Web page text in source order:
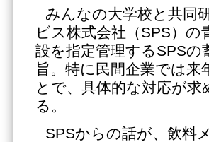
みんなの大学校と共同
ビス株式会社（SPS）
設を指定管理するSPS
旨。特に民間企業では
とで、具体的な対応が
る。
SPSからの話が、飲料